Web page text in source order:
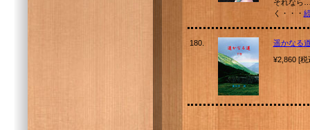
それなら
く・・・
180.
遥かなる
¥2,860 [